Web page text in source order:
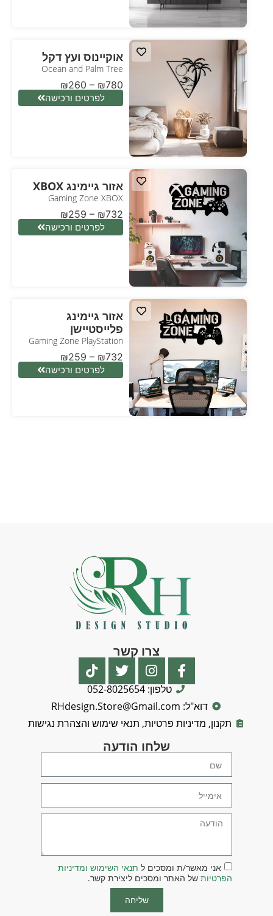
אוקיינוס ועץ דקל
Ocean and Palm Tree
₪260 – ₪780
לפרטים ורכישה
אזור גיימינג XBOX
Gaming Zone XBOX
₪259 – ₪732
לפרטים ורכישה
אזור גיימינג
פלייסטיישן
Gaming Zone PlayStation
₪259 – ₪732
לפרטים ורכישה
צרו קשר
טלפון: 052-8025654
דוא"ל: RHdesign.Store@Gmail.com
תקנון, מדיניות פרטיות, תנאי שימוש והצהרת נגישות
שלחו הודעה
אני מאשר/ת ומסכים ל תנאי השימוש ומדיניות
הפרטיות של האתר ומסכים ליצירת קשר.
שליחה